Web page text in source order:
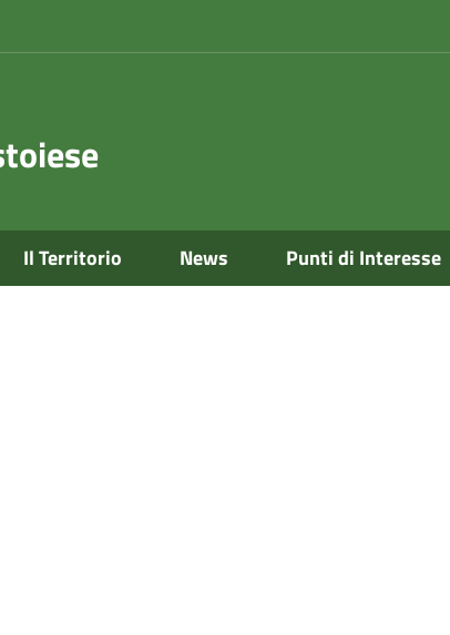
Il Territorio News Punti di Interesse